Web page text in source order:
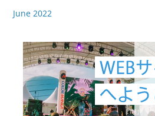
June 2022